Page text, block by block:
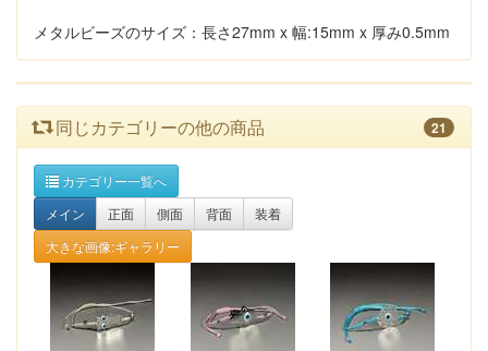
メタルビーズのサイズ：長さ27mm x 幅:15mm x 厚み0.5mm
同じカテゴリーの他の商品 21
カテゴリー一覧へ
メイン
正面 側面 背面
装着
大きな画像:ギャラリー